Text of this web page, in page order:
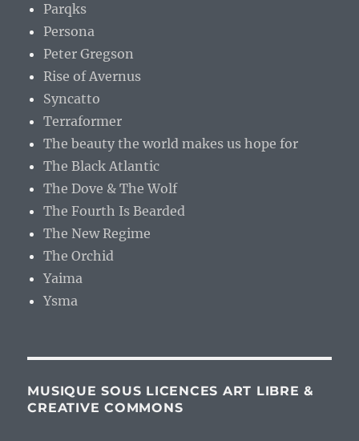
Parqks
Persona
Peter Gregson
Rise of Avernus
Syncatto
Terraformer
The beauty the world makes us hope for
The Black Atlantic
The Dove & The Wolf
The Fourth Is Bearded
The New Regime
The Orchid
Yaima
Ysma
MUSIQUE SOUS LICENCES ART LIBRE &
CREATIVE COMMONS